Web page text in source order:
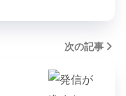
次の記事